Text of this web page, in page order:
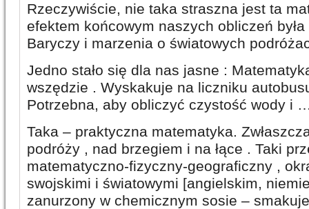
Rzeczywiście, nie taka straszna jest ta
efektem końcowym naszych obliczeń
Baryczy i marzenia o światowych
Jedno stało się dla nas jasne :
wszędzie . Wyskakuje na liczniku
Potrzebna, aby obliczyć czystość wody i
Taka – praktyczna matematyka.
podróży , nad brzegiem i na łące . Taki
matematyczno-fizyczny-geograficzny ,
swojskimi i światowymi [angielskim,
zanurzony w chemicznym sosie –